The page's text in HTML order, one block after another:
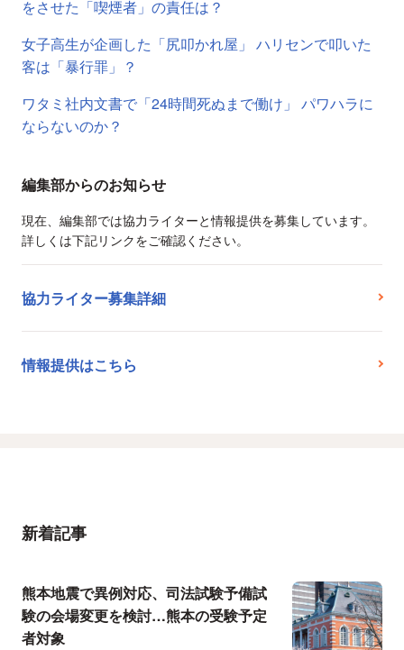
をさせた「喫煙者」の責任は？
女子高生が企画した「尻叩かれ屋」 ハリセンで叩いた
客は「暴行罪」？
ワタミ社内文書で「24時間死ぬまで働け」 パワハラに
ならないのか？
編集部からのお知らせ
現在、編集部では協力ライターと情報提供を募集しています。
詳しくは下記リンクをご確認ください。
協力ライター募集詳細
情報提供はこちら
新着記事
熊本地震で異例対応、司法試験予備試
験の会場変更を検討…熊本の受験予定
者対象